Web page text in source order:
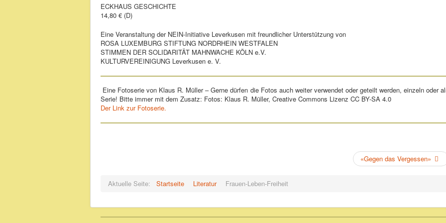
ECKHAUS GESCHICHTE
14,80 € (D)
Eine Veranstaltung der NEIN-Initiative Leverkusen mit freundlicher Unterstützung von
ROSA LUXEMBURG STIFTUNG NORDRHEIN WESTFALEN
STIMMEN DER SOLIDARITÄT MAHNWACHE KÖLN e.V.
KULTURVEREINIGUNG Leverkusen e. V.
Eine Fotoserie von Klaus R. Müller – Gerne dürfen die Fotos auch weiter verwendet oder geteilt werden, einzeln oder
Serie! Bitte immer mit dem Zusatz: Fotos: Klaus R. Müller, Creative Commons Lizenz CC BY-SA 4.0
Der Link zur Fotoserie.
«Gegen das Vergessen»
Aktuelle Seite: Startseite Literatur Frauen-Leben-Freiheit